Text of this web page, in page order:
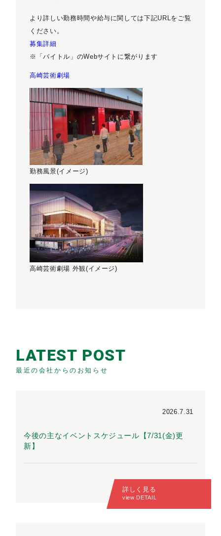
より詳しい勤務時間や給与に関しては下記URLをご覧
ください。
募集詳細
※「バイトル」のWebサイトに繋がります
高崎芸術劇場
勤務風景(イメージ)
高崎芸術劇場 外観(イメージ)
LATEST POST
最近の会社からのお知らせ
今後の主なイベントスケジュール【7/31(金)更
新】
2026.7.31
詳しく見る
view DETAIL